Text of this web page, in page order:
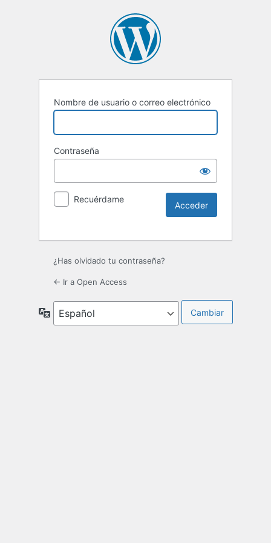
Nombre de usuario o correo electrónico
Contraseña
Recuérdame
¿Has olvidado tu contraseña?
← Ir a Open Access
Idioma